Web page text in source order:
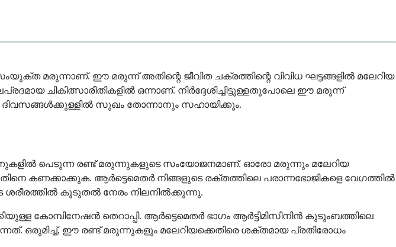
മരുന്നാണ്. ഈ മരുന്ന് അതിന്റെ ജീവിത ചക്രത്തിന്റെ വിവിധ ഘട്ടങ്ങളിൽ മലേറിയ
ചികിത്സാരീതികളിൽ ഒന്നാണ്. നിർദ്ദേശിച്ചിട്ടുള്ളതുപോലെ ഈ മരുന്ന്
സുഖം തോന്നാനും സഹായിക്കും.
പെടുന്ന രണ്ട് മരുന്നുകളുടെ സംയോജനമാണ്. ഓരോ മരുന്നും മലേറിയ
കണക്കാക്കുക. ആർട്ടെമെതർ നിങ്ങളുടെ രക്തത്തിലെ പരാന്നഭോജികളെ വേഗത്തിൽ
ശരീരത്തിൽ കൂടുതൽ നേരം നിലനിൽക്കുന്നു.
കോമ്പിനേഷൻ തെറാപ്പി. ആർട്ടെമെതർ ഭാഗം ആർട്ടിമിസിനിൻ കുടുംബത്തിലെ
ഒരുമിച്ച്, ഈ രണ്ട് മരുന്നുകളും മലേറിയക്കെതിരെ ശക്തമായ പ്രതിരോധം